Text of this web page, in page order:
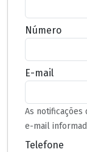
Número
E-mail
As notificações
e-mail
Telefone